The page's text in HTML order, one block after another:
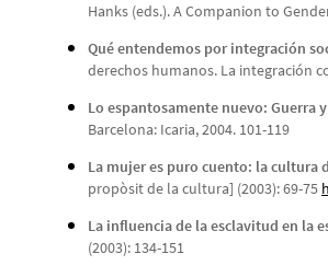
Hanks (eds.). A Companion to
Qué entendemos por integración
derechos humanos. La integración
Lo espantosamente nuevo: Guerra
Barcelona: Icaria, 2004. 101-119
La mujer es puro cuento: la cultura
propòsit de la cultura] (2003): 69-75
La influencia de la esclavitud en la
(2003): 134-151